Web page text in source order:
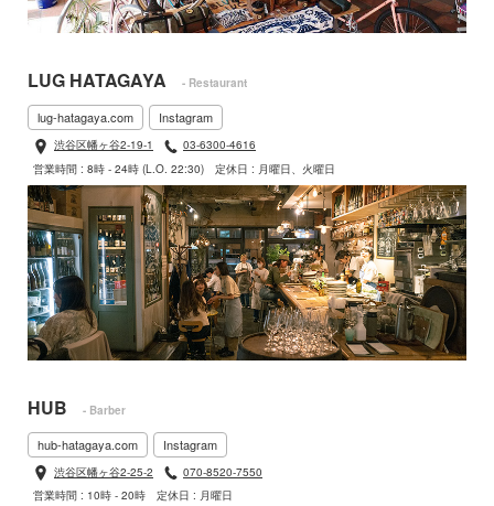
LUG HATAGAYA - Restaurant
lug-hatagaya.com Instagram
渋谷区幡ヶ谷2-19-1
03-6300-4616
営業時間 : 8時 - 24時 (L.O. 22:30)
定休日 : 月曜日、火曜日
HUB - Barber
hub-hatagaya.com Instagram
渋谷区幡ヶ谷2-25-2
070-8520-7550
営業時間 : 10時 - 20時
定休日 : 月曜日